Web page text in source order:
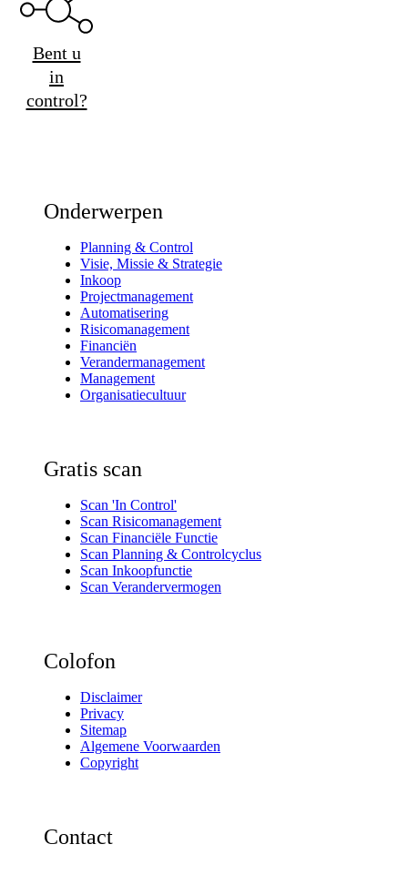
Bent u
in
control?
Onderwerpen
Planning & Control
Visie, Missie & Strategie
Inkoop
Projectmanagement
Automatisering
Risicomanagement
Financiën
Verandermanagement
Management
Organisatiecultuur
Gratis scan
Scan 'In Control'
Scan Risicomanagement
Scan Financiële Functie
Scan Planning & Controlcyclus
Scan Inkoopfunctie
Scan Verandervermogen
Colofon
Disclaimer
Privacy
Sitemap
Algemene Voorwaarden
Copyright
Contact